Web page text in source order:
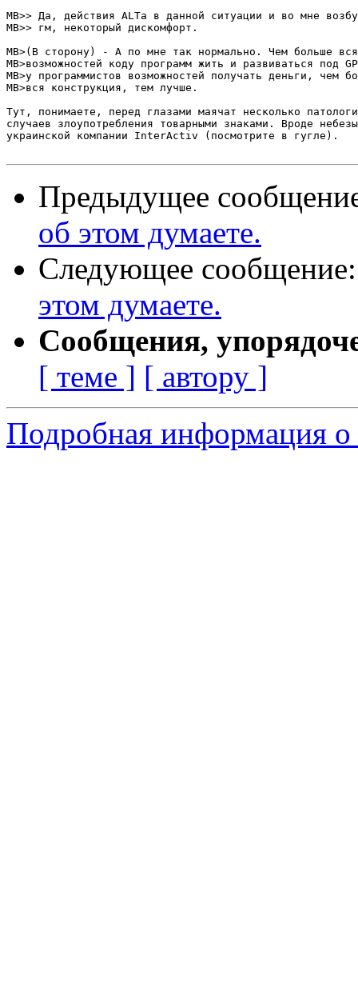
MB>> Да, действия ALTа в данной ситуации и во мне
MB>> гм, некоторый дискомфорт.
MB>(В сторону) - А по мне так нормально. Чем больше
MB>возможностей коду программ жить и развиваться под
MB>у программистов возможностей получать деньги, чем
MB>вся конструкция, тем лучше.
Тут, понимаете, перед глазами маячат несколько
случаев злоупотребления товарными знаками. Вроде
украинской компании InterActiv (посмотрите в гугле).
Предыдущее
об этом думаете.
Следующее
этом думаете.
Сообщения,
[ теме ] [ автору ]
Подробная информация о